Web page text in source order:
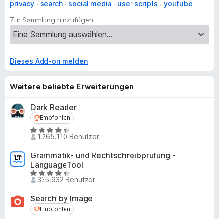
privacy search social media user scripts
youtube
Zur Sammlung hinzufügen
Dieses Add-on melden
Weitere beliebte Erweiterungen
Dark Reader
Empfohlen
Empfohlen
B
e
w
e
r
t
t
m
1.265.110 Benutzer
Grammatik- und Rechtschreibprüfung -
LanguageTool
B
e
w
e
r
335.932 Benutzer
Search by Image
Empfohlen
Empfohlen